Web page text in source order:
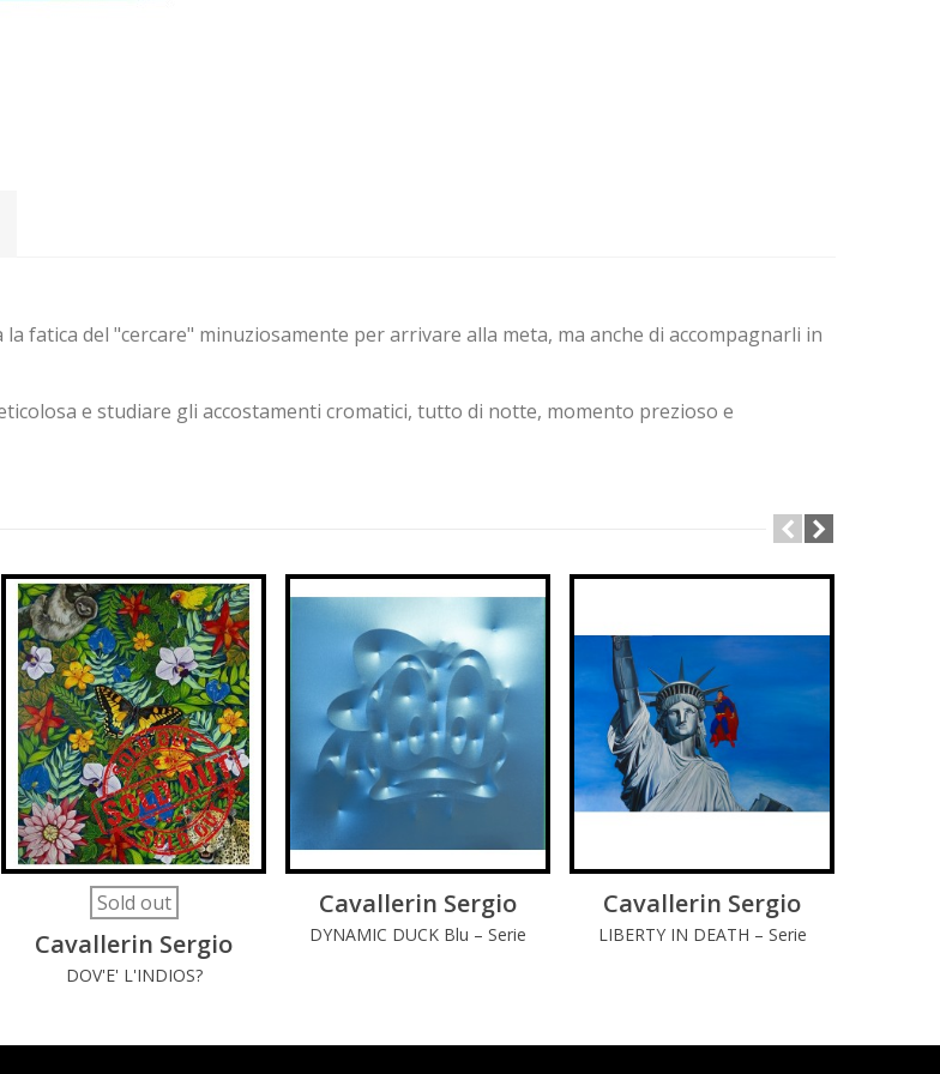
fatica del "cercare" minuziosamente per arrivare alla meta, ma anche di accompagnarli in
e studiare gli accostamenti cromatici, tutto di notte, momento prezioso e
LEGGI DI PIÚ
Sold out
Cavallerin Sergio
DOV'E' L'INDIOS?
LEGGI DI PIÚ
Cavallerin Sergio
DYNAMIC DUCK Blu – Serie
LEGGI DI PIÚ
Cavallerin Sergio
LIBERTY IN DEATH – Serie